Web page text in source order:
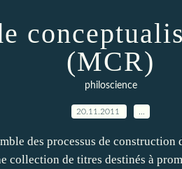
(MCR)
philoscience
20.11.2011
des processus de construction
collection de titres destinés à